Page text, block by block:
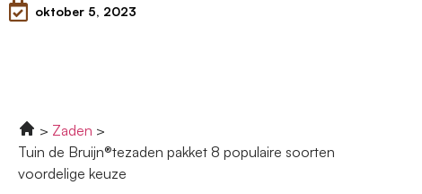
oktober 5, 2023
Zaden
Tuin de Bruijn®tezaden pakket 8 populaire soorten
voordelige keuze